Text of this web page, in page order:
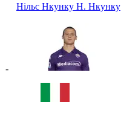
Нільс Нкунку Н. Нкунку
-